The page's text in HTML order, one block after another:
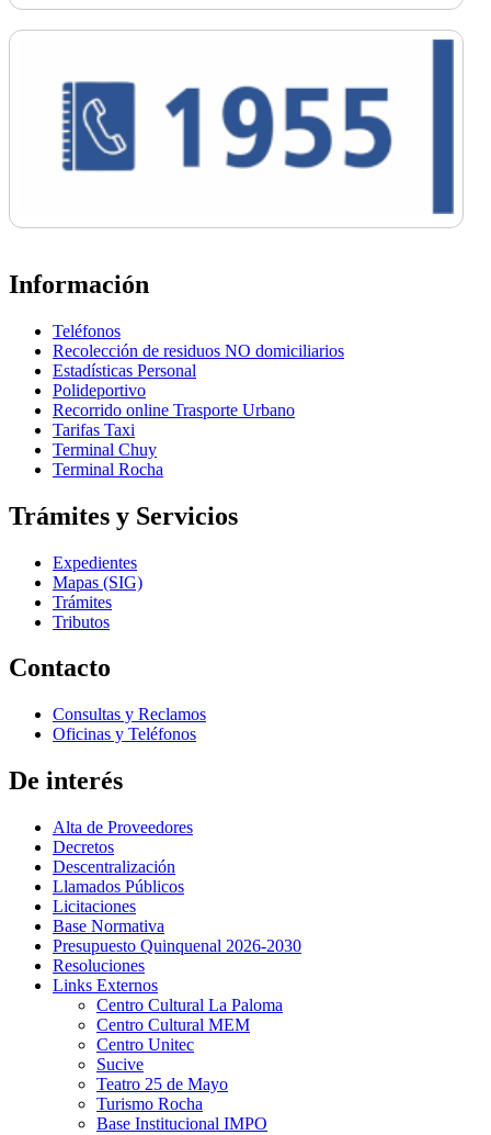
Información
Teléfonos
Recolección de residuos NO domiciliarios
Estadísticas Personal
Polideportivo
Recorrido online Trasporte Urbano
Tarifas Taxi
Terminal Chuy
Terminal Rocha
Trámites y Servicios
Expedientes
Mapas (SIG)
Trámites
Tributos
Contacto
Consultas y Reclamos
Oficinas y Teléfonos
De interés
Alta de Proveedores
Decretos
Descentralización
Llamados Públicos
Licitaciones
Base Normativa
Presupuesto Quinquenal 2026-2030
Resoluciones
Links Externos
Centro Cultural La Paloma
Centro Cultural MEM
Centro Unitec
Sucive
Teatro 25 de Mayo
Turismo Rocha
Base Institucional IMPO